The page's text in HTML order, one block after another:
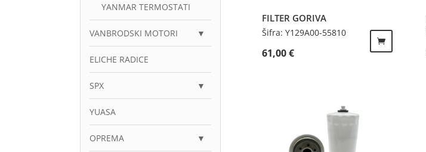
FILTER GORIVA
Šifra: Y129A00-55810
61,00€
YANMAR TERMOSTATI
VANBRODSKI MOTORI ▼
ELICHE RADICE
SPX ▼
YUASA
OPREMA ▼